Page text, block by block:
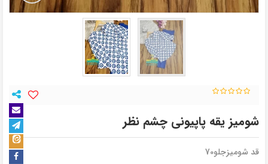
شومیز یقه پاپیونی چشم نظر
قد شومیزجلو70